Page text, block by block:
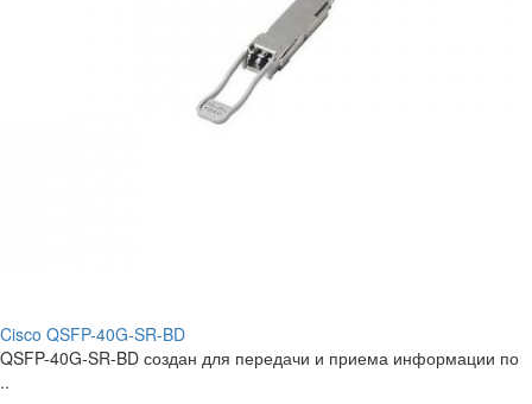
Cisco QSFP-40G-SR-BD
QSFP-40G-SR-BD создан для передачи и приема информации по
..